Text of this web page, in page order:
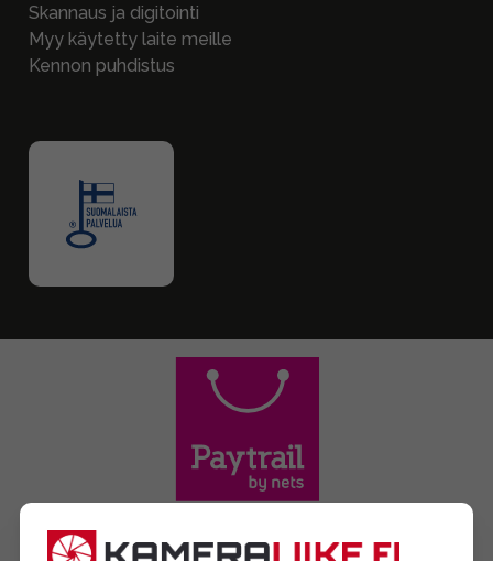
Skannaus ja digitointi
Myy käytetty laite meille
Kennon puhdistus